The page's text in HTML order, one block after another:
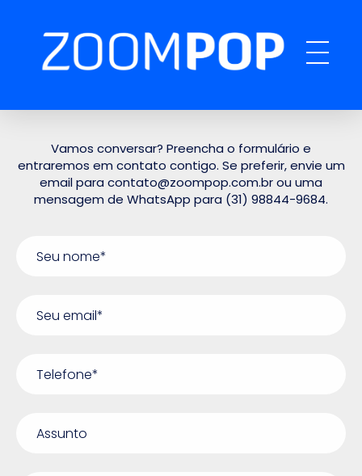
Vamos conversar? Preencha o formulário e
entraremos em contato contigo. Se preferir, envie um
email para contato@zoompop.com.br ou uma
mensagem de WhatsApp para (31) 98844-9684.